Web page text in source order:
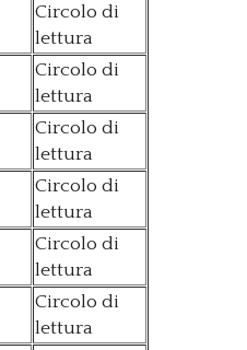
Circolo di
lettura
Circolo di
lettura
Circolo di
lettura
Circolo di
lettura
Circolo di
lettura
Circolo di
lettura